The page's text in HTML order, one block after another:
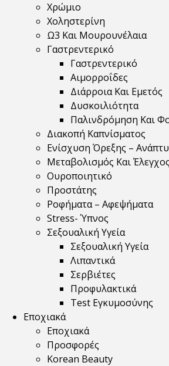
Χρώμιο
Χοληστερίνη
Ω3 Και Μουρουνέλαια
Γαστρεντερικό
Γαστρεντερικό
Αιμορροΐδες
Διάρροια Και Εμετός
Δυσκοιλιότητα
Παλινδρόμηση Και
Διακοπή Καπνίσματος
Ενίσχυση Όρεξης –
Μεταβολισμός Και
Ουροποιητικό
Προστάτης
Ροφήματα – Αφεψήματα
Stress- Ύπνος
Σεξουαλική Υγεία
Σεξουαλική Υγεία
Λιπαντικά
Σερβιέτες
Προφυλακτικά
Test Εγκυμοσύνης
Εποχιακά
Εποχιακά
Προσφορές
Korean Beauty